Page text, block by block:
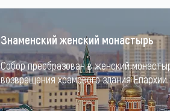
Знаменский женский монастырь
Собор преобразован в женский
возвращения храмового здания Епархии.